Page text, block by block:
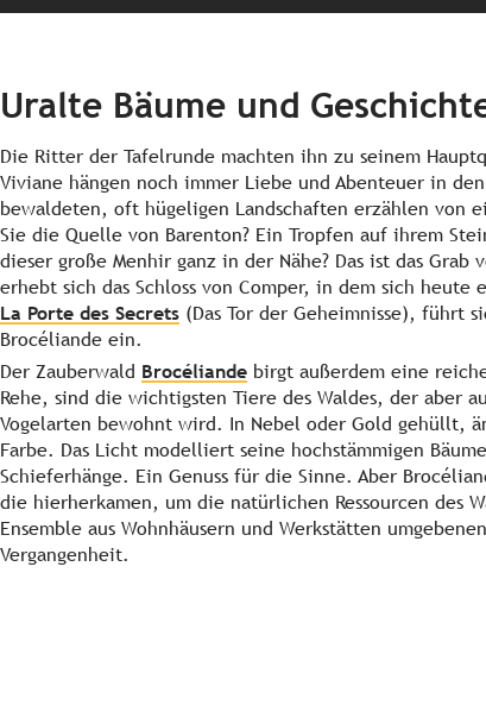
Uralte Bäume und
Die Ritter der Tafelrunde machten ihn zu seinem
Viviane hängen noch immer Liebe und Abenteuer in
bewaldeten, oft hügeligen Landschaften erzählen von
Sie die Quelle von Barenton? Ein Tropfen auf ihrem
dieser große Menhir ganz in der Nähe? Das ist das
erhebt sich das Schloss von Comper, in dem sich
La Porte des Secrets (Das Tor der Geheimnisse), führt
Brocéliande ein.
Der Zauberwald Brocéliande birgt außerdem eine
Rehe, sind die wichtigsten Tiere des Waldes, der aber
Vogelarten bewohnt wird. In Nebel oder Gold gehüllt,
Farbe. Das Licht modelliert seine hochstämmigen
Schieferhänge. Ein Genuss für die Sinne. Aber
die hierherkamen, um die natürlichen Ressourcen des
Ensemble aus Wohnhäusern und Werkstätten
Vergangenheit.